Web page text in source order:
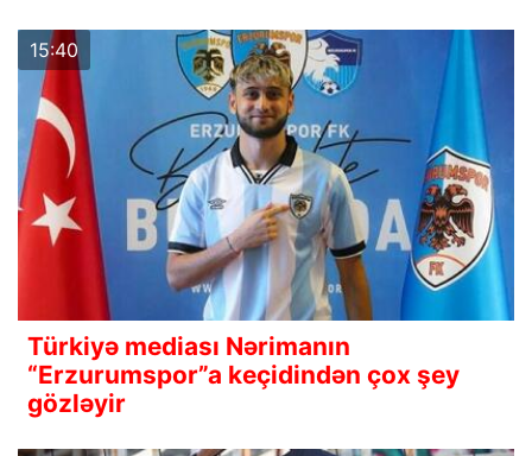
15:40
Türkiyə mediası Nərimanın
“Erzurumspor”a keçidindən çox şey
gözləyir